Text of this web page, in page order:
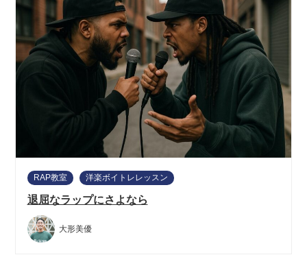
RAP教室 洋楽ボイトレレッスン
退屈なラップにさよなら
大形美優